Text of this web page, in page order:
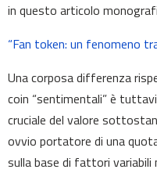
in questo articolo
“Fan token: un fenomeno
Una corposa differenza
coin “sentimentali” è
cruciale del valore
ovvio portatore di una
sulla base di fattori